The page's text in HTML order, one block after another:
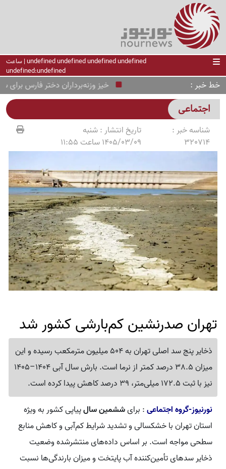
undefined undefined undefined undefined | ساعت
undefined:undefined
خط خبر خیز وزنه‌برداران دختر فارس برای
اجتماعی
شناسه خبر :
320714
تاریخ انتشار :شنبه
1405/03/09 ساعت 11:55
تهران صدرنشین کم‌بارشی کشور شد
ذخایر پنج سد اصلی تهران به 504 میلیون مترمکعب رسیده و این
میزان 38.5 درصد کمتر از نرما است. بارش سال آبی 1404–1405
نیز با ثبت 172.5 میلی‌متر، 39 درصد کاهش پیدا کرده است.
نورنیوز-گروه اجتماعی: برایششمین سالپیاپی کشور به ویژه
استان تهران با خشکسالی و تشدید شرایط کم‌آبی و کاهش منابع
سطحی مواجه است. بر اساس داده‌های منتشرشده وضعیت
ذخایر سد‌های تأمین‌کننده آب پایتخت و میزان بارندگی‌ها نسبت